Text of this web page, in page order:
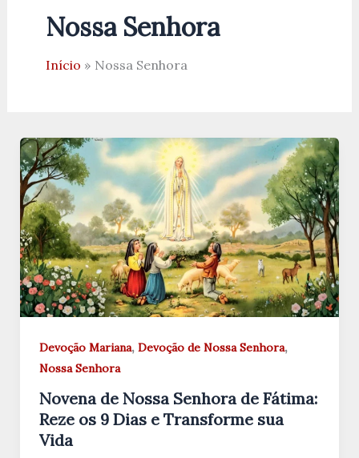
Nossa Senhora
Início Nossa Senhora
Devoção Mariana, Devoção de Nossa Senhora,
Nossa Senhora
Novena de Nossa Senhora de Fátima:
Reze os 9 Dias e Transforme sua
Vida